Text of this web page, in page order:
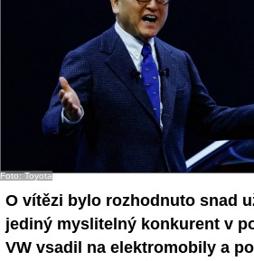
Foto: Toyota
O vítězi bylo rozhodnuto snad
jediný myslitelný konkurent v
VW vsadil na elektromobily a